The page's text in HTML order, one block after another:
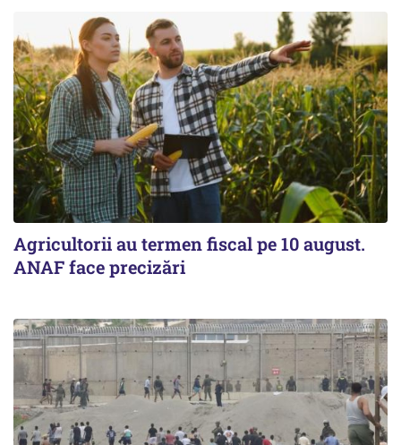
Agricultorii au termen fiscal pe 10 august.
ANAF face precizări